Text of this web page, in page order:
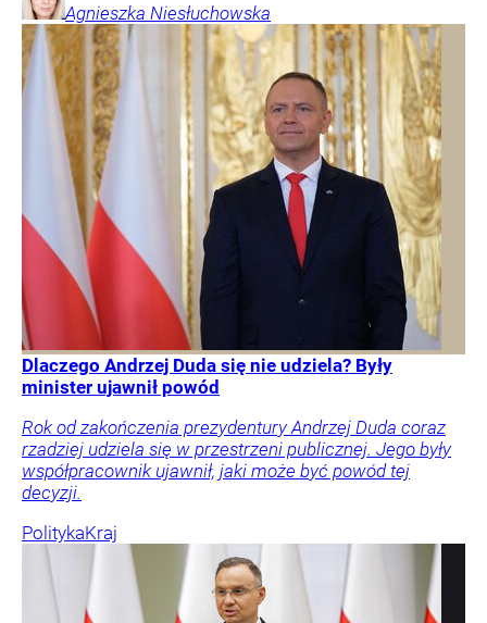
Agnieszka Niesłuchowska
Dlaczego Andrzej Duda się nie udziela? Były
minister ujawnił powód
Rok od zakończenia prezydentury Andrzej Duda coraz
rzadziej udziela się w przestrzeni publicznej. Jego były
współpracownik ujawnił, jaki może być powód tej
decyzji.
PolitykaKraj